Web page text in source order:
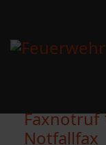
Faxnotruf
Notfallfax